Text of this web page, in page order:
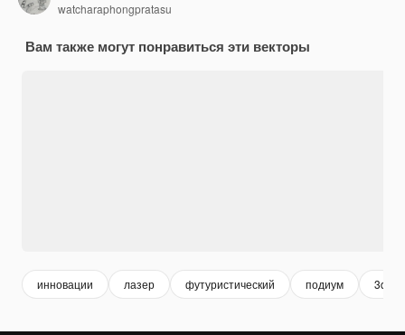
watcharaphongpratasu
Вам также могут понравиться эти векторы
инновации лазер футуристический подиум 3d